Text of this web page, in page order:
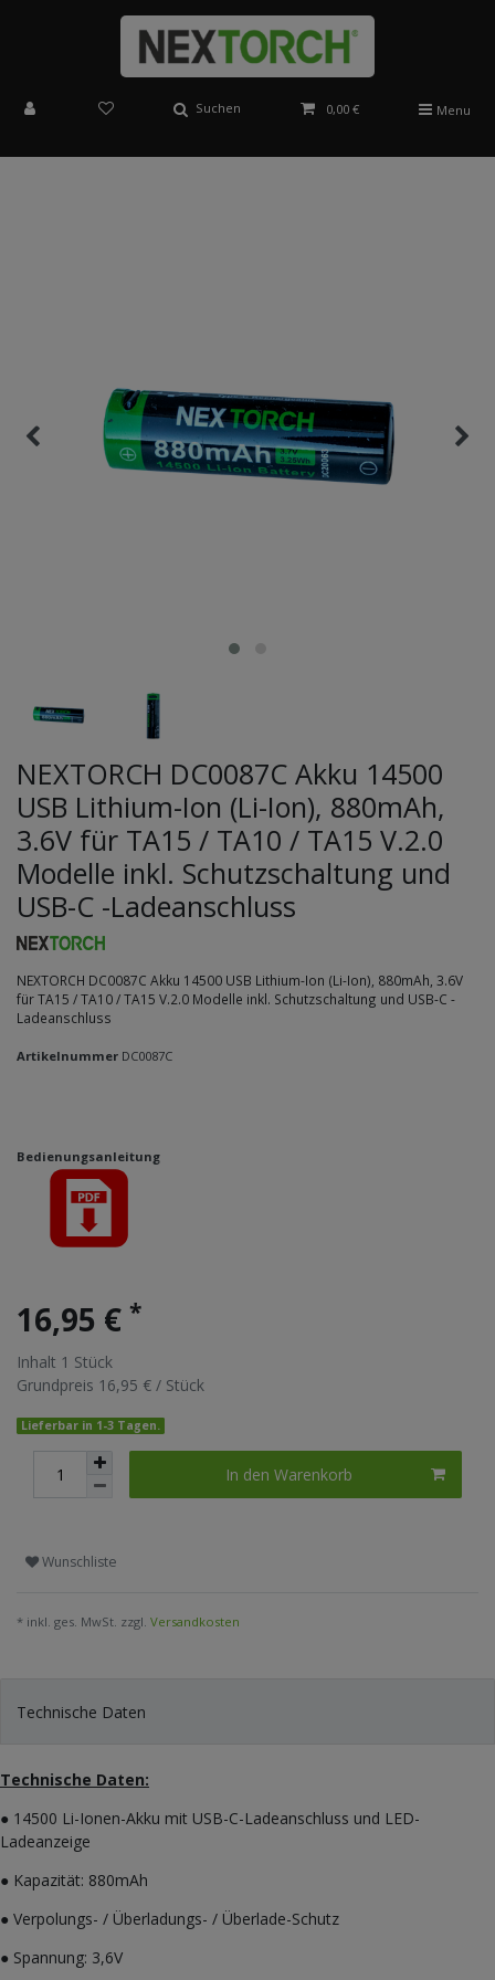
Suchen 0,00 € Menu
NEXTORCH DC0087C Akku 14500
USB Lithium-Ion (Li-Ion), 880mAh,
3.6V für TA15 / TA10 / TA15 V.2.0
Modelle inkl. Schutzschaltung und
USB-C -Ladeanschluss
NEXTORCH DC0087C Akku 14500 USB Lithium-Ion (Li-Ion), 880mAh, 3.6V
für TA15 / TA10 / TA15 V.2.0 Modelle inkl. Schutzschaltung und USB-C -
Ladeanschluss
Artikelnummer DC0087C
Bedienungsanleitung
16,95 € *
Inhalt 1 Stück
Grundpreis 16,95 € / Stück
Lieferbar in 1-3 Tagen.
In den Warenkorb
Wunschliste
* inkl. ges. MwSt. zzgl. Versandkosten
Technische Daten
Technische Daten:
● 14500 Li-Ionen-Akku mit USB-C-Ladeanschluss und LED-
Ladeanzeige
● Kapazität: 880mAh
● Verpolungs- / Überladungs- / Überlade-Schutz
● Spannung: 3,6V